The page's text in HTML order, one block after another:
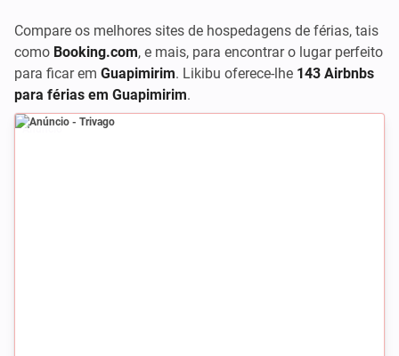
Compare os melhores sites de hospedagens de férias, tais
como Booking.com, e mais, para encontrar o lugar perfeito
para ficar em Guapimirim. Likibu oferece-lhe 143 Airbnbs
para férias em Guapimirim.
Anúncio